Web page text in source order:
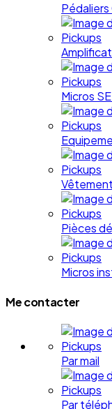
Micros
Pièces
Micros
Me contacter
Par mail
Par